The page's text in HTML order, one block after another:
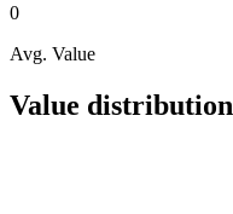
0
Avg. Value
Value distribution